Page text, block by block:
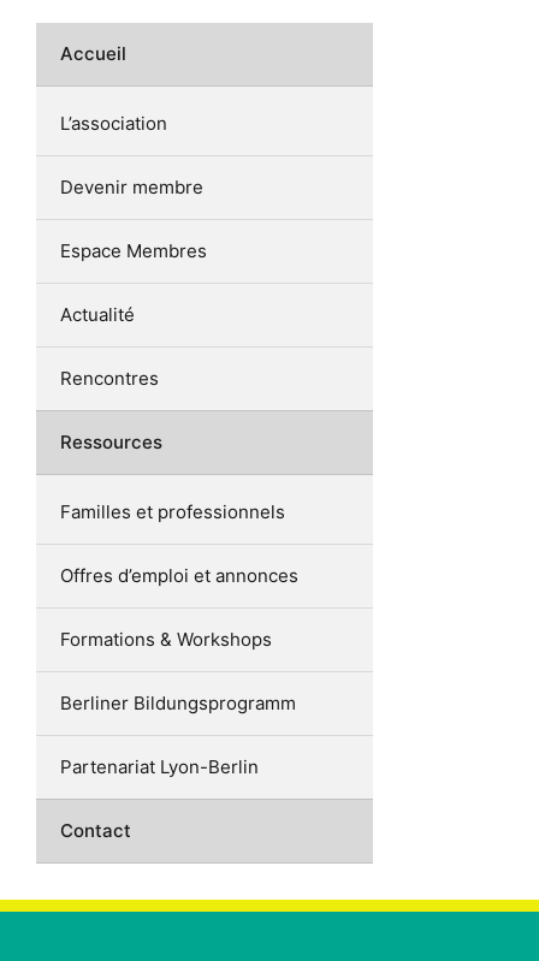
Accueil
L’association
Devenir membre
Espace Membres
Actualité
Rencontres
Ressources
Familles et professionnels
Offres d’emploi et annonces
Formations & Workshops
Berliner Bildungsprogramm
Partenariat Lyon-Berlin
Contact